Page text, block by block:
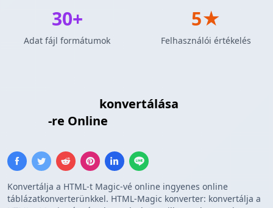
konvertálása
-re Online
Konvertálja a HTML-t Magic-vé online ingyenes online
táblázatkonverterünkkel. HTML-Magic konverter: konvertálja a
30+
Adat fájl formátumok
5★
Felhasználói értékelés